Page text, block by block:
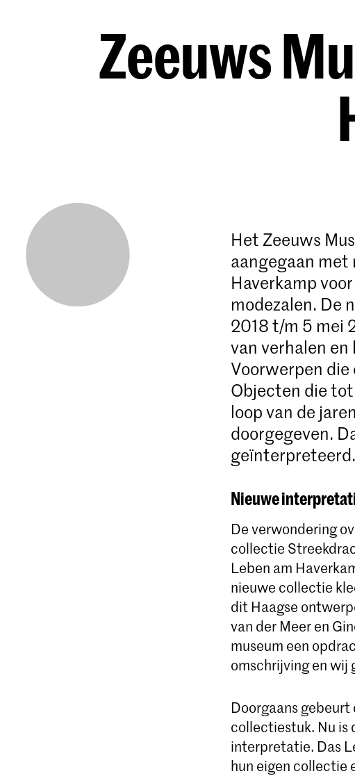
Zeeuws
Het Zeeuws
aangegaan
Haverkamp
modezalen. De
2018 t/m 5 mei
van verhalen en
Voorwerpen
Objecten die tot
loop van de
doorgegeven.
geïnterpreteerd.
Nieuwe
De verwondering
collectie
Leben am
nieuwe collectie
dit Haagse
van der Meer en
museum een
omschrijving en wij
Doorgaans
collectiestuk. Nu is
interpretatie. Das
hun eigen collectie